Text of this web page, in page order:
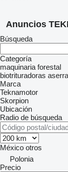
Anuncios
Búsqueda
Categoría
maquinaria forestal
biotrituradoras
Marca
Teknamotor
Skorpion
Ubicación
Radio de búsqueda
México otros
Polonia
Precio